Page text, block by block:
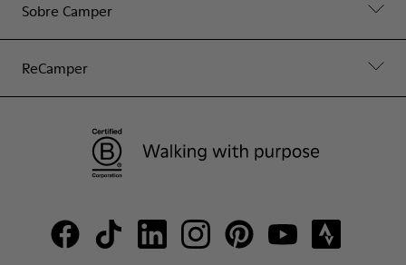
Sobre Camper
ReCamper